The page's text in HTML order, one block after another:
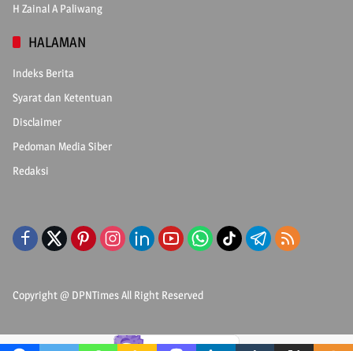
H Zainal A Paliwang
HALAMAN
Indeks Berita
Syarat dan Ketentuan
Disclaimer
Pedoman Media Siber
Redaksi
Copyright @ DPNTimesAll Right Reserved